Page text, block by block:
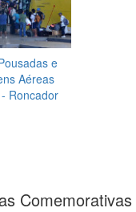
e
Aéreas
Roncador